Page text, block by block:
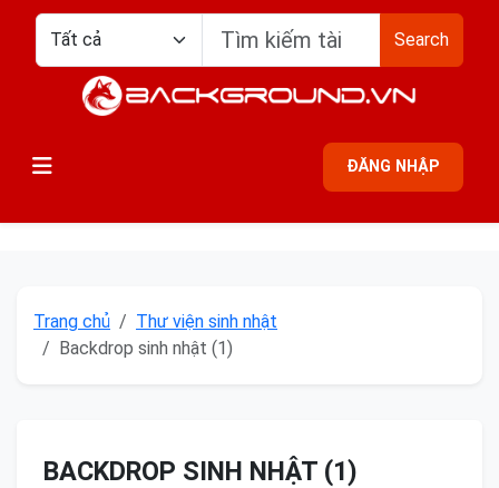
Search
ĐĂNG NHẬP
Trang chủ
Thư viện sinh nhật
Backdrop sinh nhật (1)
BACKDROP SINH NHẬT (1)